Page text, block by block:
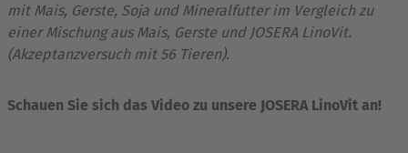
mit Mais, Gerste, Soja und Mineralfutter im Vergleich zu
einer Mischung aus Mais, Gerste und JOSERA LinoVit.
(Akzeptanzversuch mit 56 Tieren).
Schauen Sie sich das Video zu unsere JOSERA LinoVit an!